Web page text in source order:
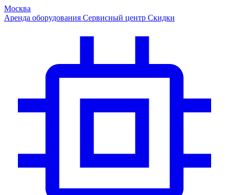
Москва
Аренда оборудования Сервисный центр Скидки